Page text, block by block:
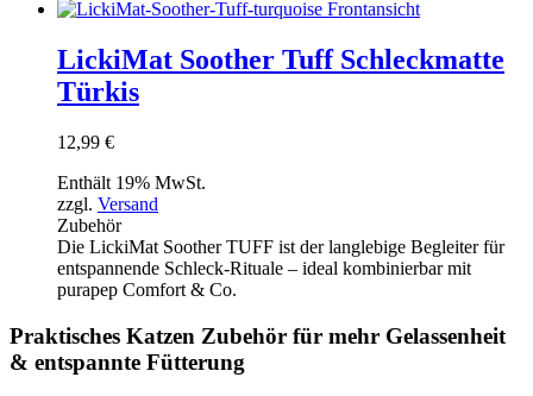
LickiMat Soother Tuff Schleckmatte
Türkis
12,99 €
Enthält 19% MwSt.
zzgl. Versand
Zubehör
Die LickiMat Soother TUFF ist der langlebige Begleiter für
entspannende Schleck-Rituale – ideal kombinierbar mit
purapep Comfort & Co.
Praktisches Katzen Zubehör für mehr Gelassenheit
& entspannte Fütterung